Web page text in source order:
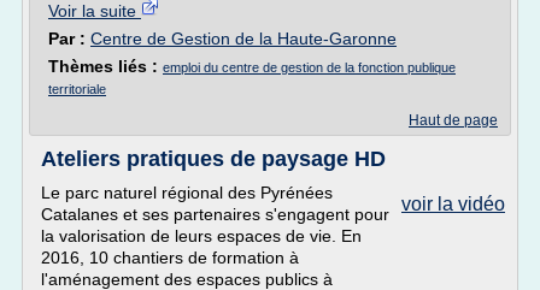
Voir la suite
Par : Centre de Gestion de la Haute-Garonne
Thèmes liés : emploi du centre de gestion de la fonction publique
territoriale
Haut de page
Ateliers pratiques de paysage HD
voir la vidéo
Le parc naturel régional des Pyrénées
Catalanes et ses partenaires s'engagent pour
la valorisation de leurs espaces de vie. En
2016, 10 chantiers de formation à
l'aménagement des espaces publics à